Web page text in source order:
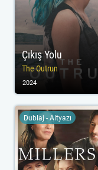
Çıkış Yolu
The Outrun
2024
Dublaj - Altyazı